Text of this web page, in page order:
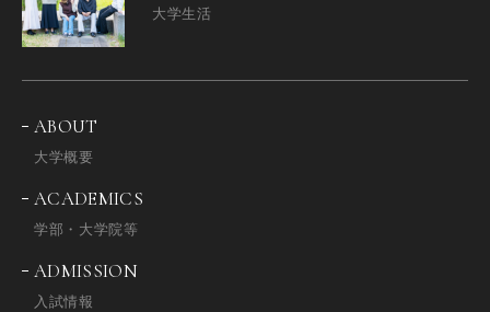
大学生活
ABOUT
大学概要
ACADEMICS
学部・大学院等
ADMISSION
入試情報